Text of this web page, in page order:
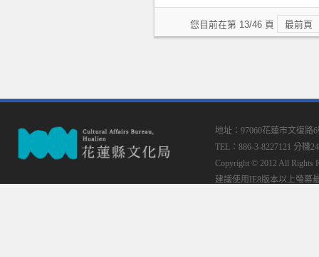
您目前在第 13/46 頁 最前頁
地址：97060花蓮市文復路
TEL：886-3-8227121 分機
Copyright © 2012 All Rights
建議使用IE8版本以上螢幕